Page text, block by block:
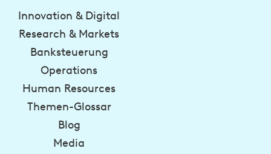
Innovation & Digital
Research & Markets
Banksteuerung
Operations
Human Resources
Themen-Glossar
Blog
Media